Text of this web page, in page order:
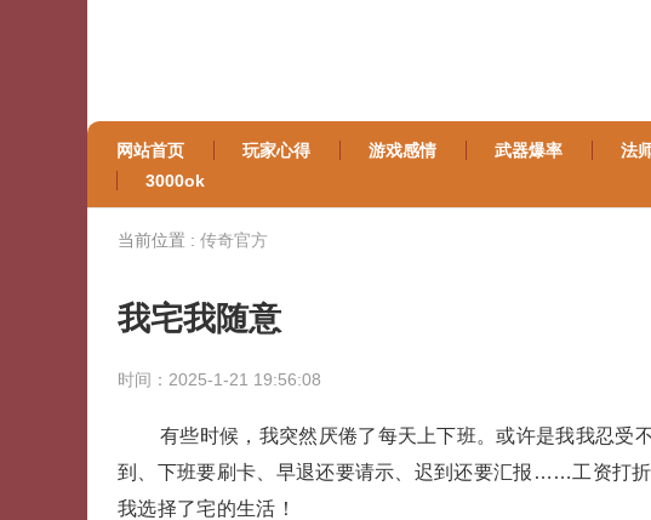
网站首页 玩家心得 游戏感情 武器爆率 法
3000ok
当前位置 : 传奇官方
我宅我随意
时间：2025-1-21 19:56:08
有些时候，我突然厌倦了每天上下班。或许是我我忍受
到、下班要刷卡、早退还要请示、迟到还要汇报……工资打
我选择了宅的生活！